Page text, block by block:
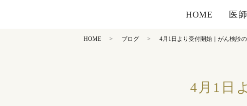
HOME 医
HOME ブログ 4月1日より受付開始｜がん検診
4月1日